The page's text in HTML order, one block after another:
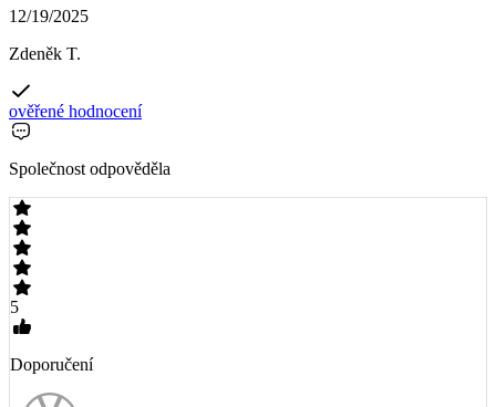
12/19/2025
Zdeněk T.
ověřené hodnocení
Společnost odpověděla
5
Doporučení